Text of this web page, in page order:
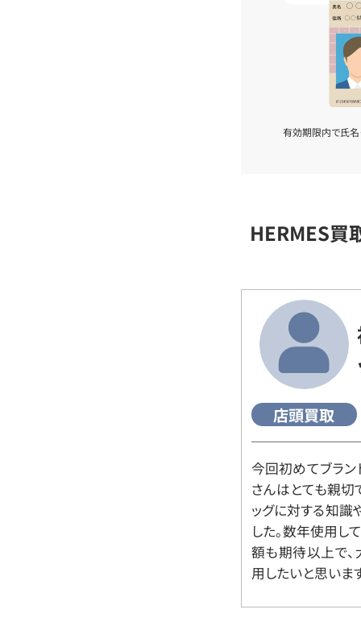
有効期限内で氏名
HERMES買
店頭買取
今回初めてブラン
さんはとても親切
ッグに対する知識
した。数年使用し
額も期待以上で、
用したいと思いま